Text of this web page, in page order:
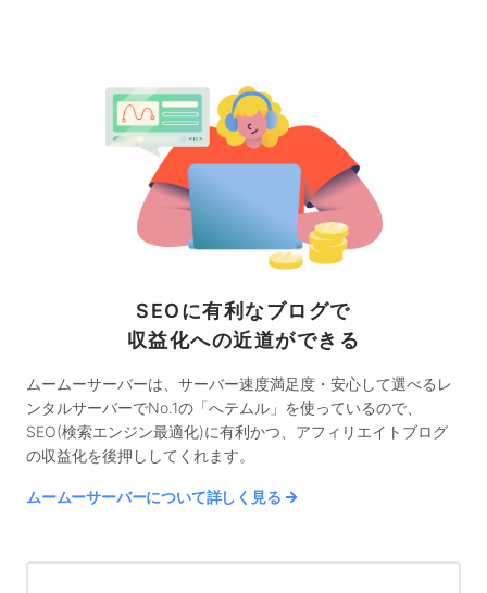
SEOに有利なブログで
収益化への近道ができる
ムームーサーバーは、サーバー速度満足度・安心して選べるレ
ンタルサーバーでNo.1の「へテムル」を使っているので、
SEO(検索エンジン最適化)に有利かつ、アフィリエイトブログ
の収益化を後押ししてくれます。
ムームーサーバーについて詳しく見る